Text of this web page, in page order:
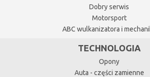
Dobry serwis
Motorsport
ABC wulkanizatora i
TECHNOLOGIA
Opony
Auta - części zamienne